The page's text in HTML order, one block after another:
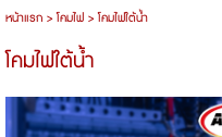
หน้าแรก>โคมไฟ>โคมไฟใต้น้ำ
โคมไฟใต้น้ำ